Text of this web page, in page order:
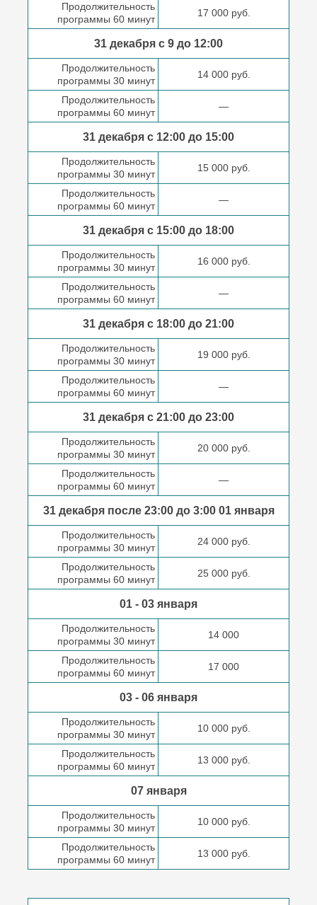
Продолжительность
программы 60 минут
17 000 руб.
31 декабря с 9 до 12:00
Продолжительность
программы 30 минут
14 000 руб.
Продолжительность
программы 60 минут
—
31 декабря с 12:00 до 15:00
Продолжительность
программы 30 минут
15 000 руб.
Продолжительность
программы 60 минут
—
31 декабря с 15:00 до 18:00
Продолжительность
программы 30 минут
16 000 руб.
Продолжительность
программы 60 минут
—
31 декабря с 18:00 до 21:00
Продолжительность
программы 30 минут
19 000 руб.
Продолжительность
программы 60 минут
—
31 декабря с 21:00 до 23:00
Продолжительность
программы 30 минут
20 000 руб.
Продолжительность
программы 60 минут
—
31 декабря после23:00 до 3:0001 января
Продолжительность
программы 30 минут
24 000 руб.
Продолжительность
программы 60 минут
25 000 руб.
01 - 03 января
Продолжительность
программы 30 минут
14 000
Продолжительность
программы 60 минут
17 000
03 - 06 января
Продолжительность
программы 30 минут
10 000 руб.
Продолжительность
программы 60 минут
13 000 руб.
07 января
Продолжительность
программы 30 минут
10 000 руб.
Продолжительность
программы 60 минут
13 000 руб.